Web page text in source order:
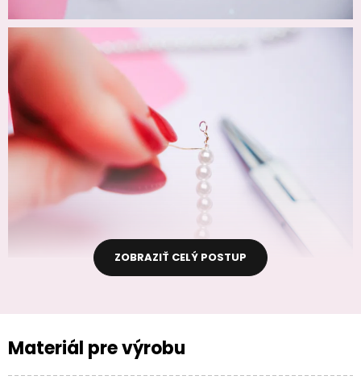
ZOBRAZIŤ CELÝ POSTUP
Materiál pre výrobu